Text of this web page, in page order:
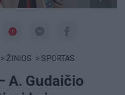
> ŽINIOS > SPORTAS
A. Gudaičio